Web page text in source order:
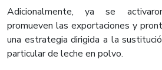
Adicionalmente, ya se
promueven las exportaciones y
una estrategia dirigida a la
particular de leche en polvo.